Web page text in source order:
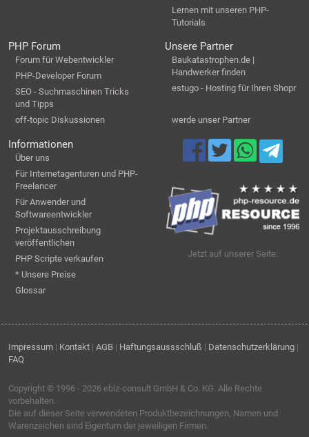
Lernen mit unseren PHP-
Tutorials
PHP Forum
Forum für Webentwickler
PHP-Developer Forum
SEO - Suchmaschinen Tricks
und Tipps
off-topic Diskussionen
Unsere Partner
Baukatastrophen.de |
Handwerker finden
estugo - Hosting für Ihren Shopr
werde unser Partner
Informationen
Über uns
Für Internetagenturen und PHP-
Freelancer
Für Anwender und
Softwareentwickler
Projektausschreibung
veröffentlichen
PHP Scripte verkaufen
* Unsere Preise
Glossar
Jetzt auf unserer Seite:
Impressum | Kontakt | AGB | Haftungsaussschluß | Datenschutzerklärung |
FAQ
Copyright © 1996 - 2026 ebiz-consult GmbH & Co. KG. Alle Rechte
vorbehalten.
Die auf dieser Seite verwendeten Produktbezeichnungen, Namen und
Warenzeichen sind Eigentum der jeweiligen Firmen.